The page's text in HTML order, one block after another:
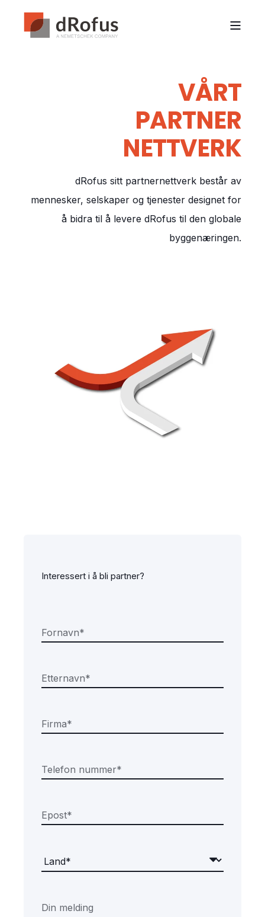
VÅRT
PARTNER
NETTVERK
dRofus sitt partnernettverk består av
mennesker, selskaper og tjenester designet for
å bidra til å levere dRofus til den globale
byggenæringen.
Interessert i å bli partner?